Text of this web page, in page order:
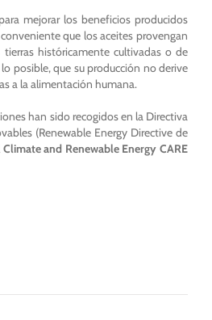
mejorar los beneficios producidos
que los aceites provengan
históricamente cultivadas o de
posible, que su producción no derive
a la alimentación humana.
han sido recogidos en la Directiva
(Renewable Energy Directive de
Climate and Renewable Energy CARE